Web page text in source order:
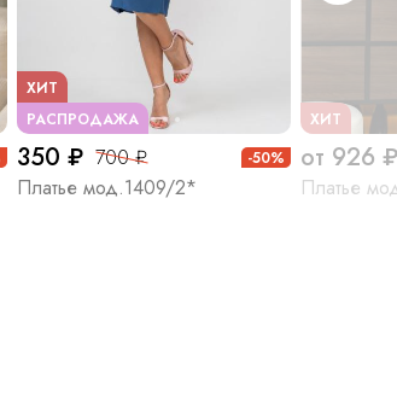
РАСПРОДАЖА
ХИТ
350 ₽ 700 ₽ -50%
Платье мод.1409/2*
ХИТ
от 926 ₽
Платье